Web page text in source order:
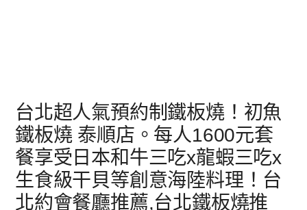
台北超人氣預約制鐵板燒！初魚
鐵板燒 泰順店。每人1600元套
餐享受日本和牛三吃x龍蝦三吃x
生食級干貝等創意海陸料理！台
北約會餐廳推薦,台北鐵板燒推